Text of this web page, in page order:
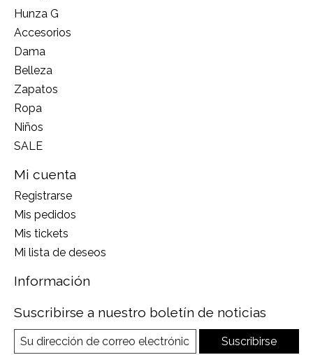
Hunza G
Accesorios
Dama
Belleza
Zapatos
Ropa
Niños
SALE
Mi cuenta
Registrarse
Mis pedidos
Mis tickets
Mi lista de deseos
Información
Suscribirse a nuestro boletín de noticias
Suscribirse